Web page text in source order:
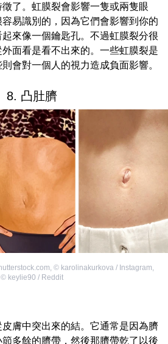
了。虹膜裂會影響一隻或兩隻眼
易識別的，因為它們會影響到你的
來像一個鑰匙孔。不過虹膜裂分很
面看是看不出來的。一些虹膜裂是
會對一個人的視力造成負面影響。
8. 凸肚臍
, © karolinakurkova / Instagram,
© keylie90 / Reddit
膚中突出來的結。它通常是因為臍
多餘的臍帶，然後那臍帶乾了以後